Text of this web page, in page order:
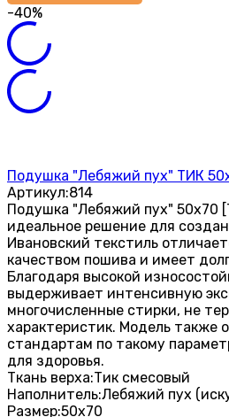
-40%
Подушка "Лебяжий пух" ТИК
Артикул:814
Подушка "Лебяжий пух"
идеальное решение для
Ивановский текстиль
качеством пошива и имеет
Благодаря высокой
выдерживает интенсивную
многочисленные стирки, не
характеристик. Модель также
стандартам по такому
для здоровья.
Ткань верха:Тик смесовый
Наполнитель:Лебяжий пух
Размер:50х70